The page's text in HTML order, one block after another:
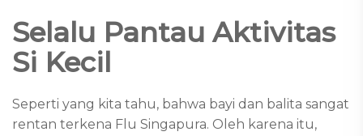
Selalu Pantau Aktivitas
Si Kecil
Seperti yang kita tahu, bahwa bayi dan balita sangat
rentan terkena Flu Singapura. Oleh karena itu,